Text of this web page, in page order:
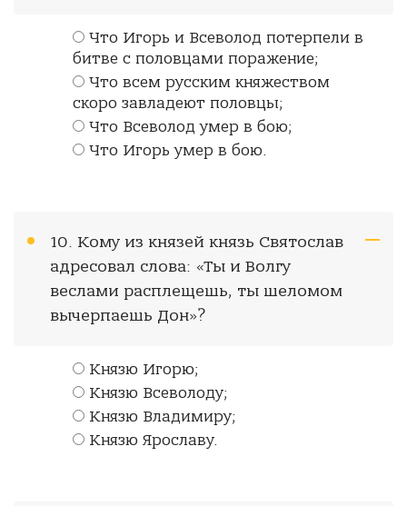
Что Игорь и Всеволод потерпели в
битве с половцами поражение;
Что всем русским княжеством
скоро завладеют половцы;
Что Всеволод умер в бою;
Что Игорь умер в бою.
10. Кому из князей князь Святослав
адресовал слова: «Ты и Волгу
веслами расплещешь, ты шеломом
вычерпаешь Дон»?
Князю Игорю;
Князю Всеволоду;
Князю Владимиру;
Князю Ярославу.